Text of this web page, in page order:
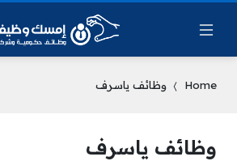
Home وظائف ياسرف
وظائف ياسرف